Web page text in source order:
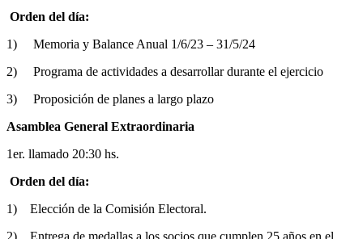
Orden del día:
1) Memoria y Balance Anual 1/6/23 – 31/5/24
2) Programa de actividades a desarrollar durante el ejercicio
3) Proposición de planes a largo plazo
Asamblea General Extraordinaria
1er. llamado 20:30 hs.
Orden del día:
1) Elección de la Comisión Electoral.